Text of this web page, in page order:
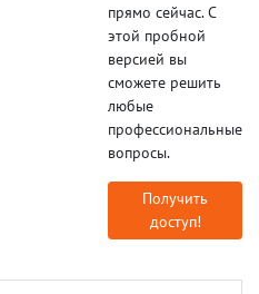
прямо сейчас. С
этой пробной
версией вы
сможете решить
любые
профессиональные
вопросы.
Получить
доступ!